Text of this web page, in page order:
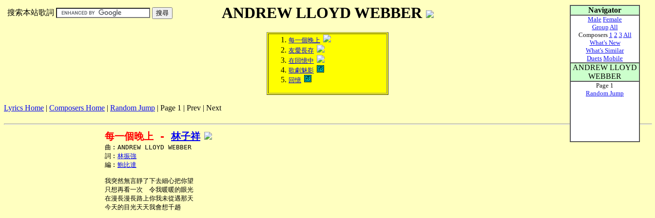
ANDREW LLOYD WEBBER
搜索本站歌詞
每一個晚上
友愛長存
在回憶中
歌劇魅影
回憶
Lyrics Home | Composers Home | Random Jump | Page 1 | Prev | Next
每一個晚上 - 林子祥
     曲︰ANDREW LLOYD WEBBER
     詞︰
林振強
     編︰
鮑比達
     我突然無言靜了下去細心把你望
     只想再看一次　令我暖暖的眼光
     在漫長漫長路上你我未從遇那天
     今天的目光天天我會想千趟
Navigator
Male Female
Group All
Composers 1 2 3 All
What's New
What's Similar
Duets Mobile
ANDREW LLOYD
WEBBER
Page 1
Random Jump